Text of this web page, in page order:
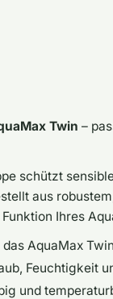
Twin –
schützt
aus
Ihres
AquaMax
Feuchtigkeit
und